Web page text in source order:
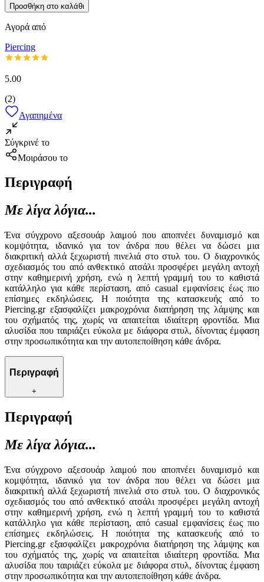
Προσθήκη στο καλάθι
Αγορά από
Piercing
5.00
(2)
Αγαπημένα
Σύγκρινέ το
Μοιράσου το
Περιγραφή
Με λίγα λόγια...
Ένα σύγχρονο αξεσουάρ λαιμού που αποπνέει δυναμισμό και
κομψότητα, ιδανικό για τον άνδρα που θέλει να δώσει μια
διακριτική αλλά ξεχωριστή πινελιά στο στυλ του. Ο διαχρονικός
σχεδιασμός του από ανθεκτικό ατσάλι προσφέρει μεγάλη αντοχή
στην καθημερινή χρήση, ενώ η λεπτή γραμμή του το καθιστά
κατάλληλο για κάθε περίσταση, από casual εμφανίσεις έως πιο
επίσημες εκδηλώσεις. Η ποιότητα της κατασκευής από το
Piercing.gr εξασφαλίζει μακροχρόνια διατήρηση της λάμψης και
του σχήματός της, χωρίς να απαιτείται ιδιαίτερη φροντίδα. Μια
αλυσίδα που ταιριάζει εύκολα με διάφορα στυλ, δίνοντας έμφαση
στην προσωπικότητα και την αυτοπεποίθηση κάθε άνδρα.
Περιγραφή
+
Περιγραφή
Με λίγα λόγια...
Ένα σύγχρονο αξεσουάρ λαιμού που αποπνέει δυναμισμό και
κομψότητα, ιδανικό για τον άνδρα που θέλει να δώσει μια
διακριτική αλλά ξεχωριστή πινελιά στο στυλ του. Ο διαχρονικός
σχεδιασμός του από ανθεκτικό ατσάλι προσφέρει μεγάλη αντοχή
στην καθημερινή χρήση, ενώ η λεπτή γραμμή του το καθιστά
κατάλληλο για κάθε περίσταση, από casual εμφανίσεις έως πιο
επίσημες εκδηλώσεις. Η ποιότητα της κατασκευής από το
Piercing.gr εξασφαλίζει μακροχρόνια διατήρηση της λάμψης και
του σχήματός της, χωρίς να απαιτείται ιδιαίτερη φροντίδα. Μια
αλυσίδα που ταιριάζει εύκολα με διάφορα στυλ, δίνοντας έμφαση
στην προσωπικότητα και την αυτοπεποίθηση κάθε άνδρα.